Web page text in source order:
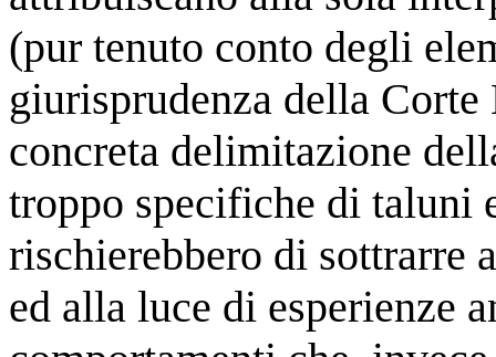
(pur tenuto conto degli
giurisprudenza della
concreta delimitazione
troppo specifiche di taluni
rischierebbero di sottrarre
ed alla luce di esperienze